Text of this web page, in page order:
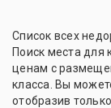
Список всех
Поиск места
ценам с
класса. Вы
отобразив